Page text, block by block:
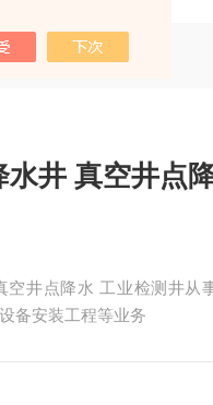
水井 真空井点
空井点降水 工业检测井
备安装工程等业务